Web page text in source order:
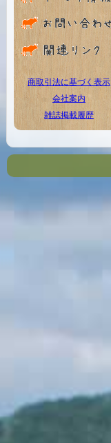
商取引法に基づく表示
会社案内
雑誌掲載履歴